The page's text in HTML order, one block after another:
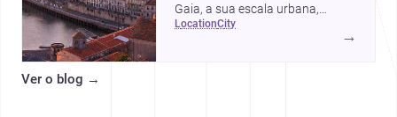
Gaia, a sua escala urbana,
património arquitectónico e
location city
→
Ver o blog →